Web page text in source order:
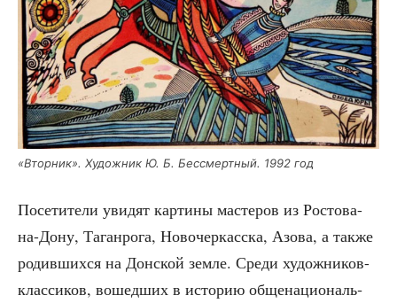
«Втор­ник». Худож­ник Ю. Б. Бес­смерт­ный. 1992 год
Посе­ти­те­ли уви­дят кар­ти­ны масте­ров из Росто­ва-
на-Дону, Таган­ро­га, Ново­чер­кас­ска, Азо­ва, а так­же
родив­ших­ся на Дон­ской зем­ле. Сре­ди худож­ни­ков-
клас­си­ков, вошед­ших в исто­рию обще­на­ци­о­наль­